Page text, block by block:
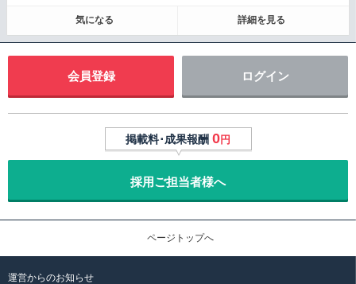
気になる 詳細を見る
会員登録 ログイン
掲載料･成果報酬 0円
採用ご担当者様へ
ページトップへ
運営からのお知らせ